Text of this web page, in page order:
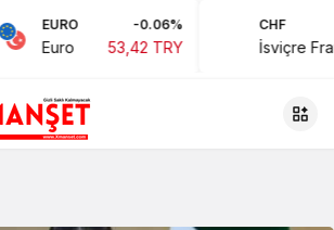
EURO -0.06%
Euro 53,42 TRY İsviçre Frangı